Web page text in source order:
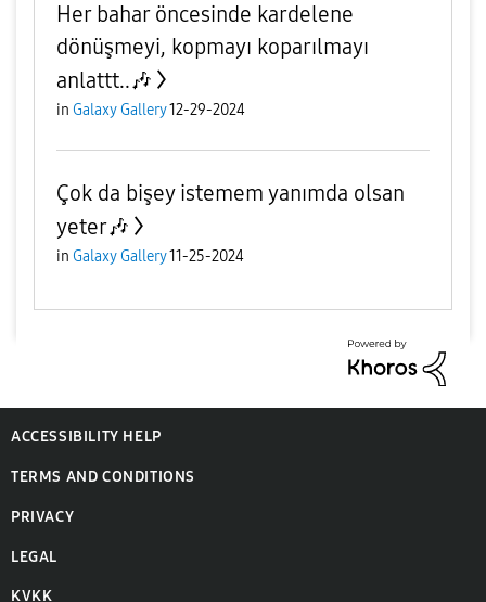
Her bahar öncesinde kardelene
dönüşmeyi, kopmayı koparılmayı
anlattt..🎶
in Galaxy Gallery12-29-2024
Çok da bişey istemem yanımda olsan
yeter🎶
in Galaxy Gallery11-25-2024
ACCESSIBILITY HELP
TERMS AND CONDITIONS
PRIVACY
LEGAL
KVKK